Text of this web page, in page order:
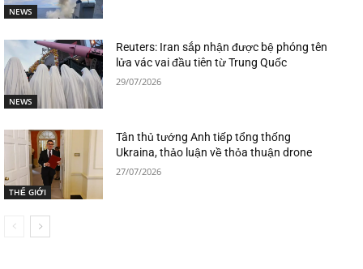
NEWS
NEWS
Reuters: Iran sắp nhận được bệ phóng tên
lửa vác vai đầu tiên từ Trung Quốc
29/07/2026
THẾ GIỚI
Tân thủ tướng Anh tiếp tổng thống
Ukraina, thảo luận về thỏa thuận drone
27/07/2026